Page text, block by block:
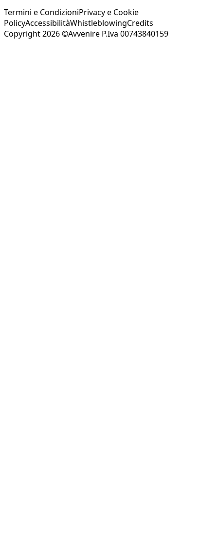
Termini e CondizioniPrivacy e Cookie
PolicyAccessibilitàWhistleblowingCredits
Copyright 2026 ©Avvenire P.Iva 00743840159